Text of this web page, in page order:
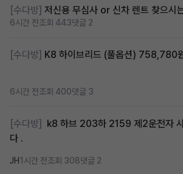
[수다방] 저신용 무심사 or 신차 렌트 찾으시
6시간 전조회 443댓글 2
[수다방] K8 하이브리드 (풀옵션) 758,780
6시간 전조회 400댓글 3
[수다방]
다 .
JH1시간 전조회 308댓글 2